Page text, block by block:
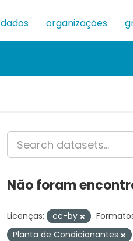
dados organizações
Não foram
Licenças: cc-by
Planta de Condicionantes